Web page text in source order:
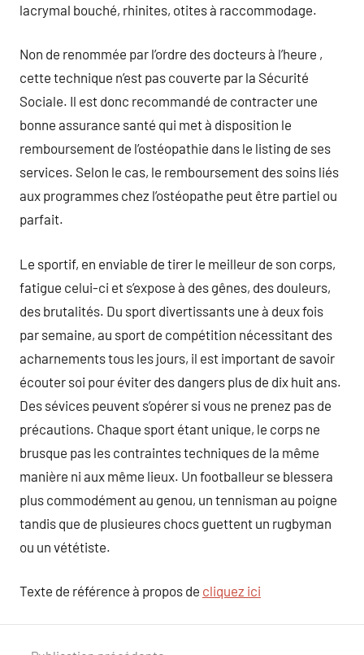
lacrymal bouché, rhinites, otites à raccommodage.
Non de renommée par l’ordre des docteurs à l’heure ,
cette technique n’est pas couverte par la Sécurité
Sociale. Il est donc recommandé de contracter une
bonne assurance santé qui met à disposition le
remboursement de l’ostéopathie dans le listing de ses
services. Selon le cas, le remboursement des soins liés
aux programmes chez l’ostéopathe peut être partiel ou
parfait.
Le sportif, en enviable de tirer le meilleur de son corps,
fatigue celui-ci et s’expose à des gênes, des douleurs,
des brutalités. Du sport divertissants une à deux fois
par semaine, au sport de compétition nécessitant des
acharnements tous les jours, il est important de savoir
écouter soi pour éviter des dangers plus de dix huit ans.
Des sévices peuvent s’opérer si vous ne prenez pas de
précautions. Chaque sport étant unique, le corps ne
brusque pas les contraintes techniques de la même
manière ni aux même lieux. Un footballeur se blessera
plus commodément au genou, un tennisman au poigne
tandis que de plusieures chocs guettent un rugbyman
ou un vététiste.
Texte de référence à propos de cliquez ici